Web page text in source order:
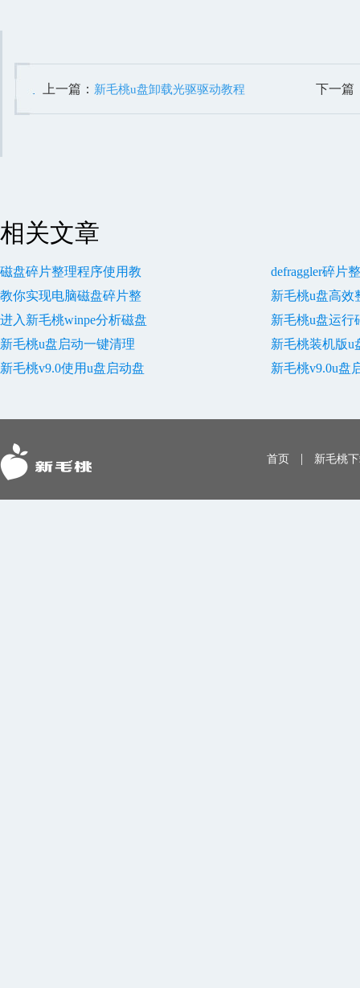
上一篇： 新毛桃u盘卸载光驱驱动教程 下一篇
相关文章
磁盘碎片整理程序使用教
defraggler碎片
教你实现电脑磁盘碎片整
新毛桃u盘高效
进入新毛桃winpe分析磁盘
新毛桃u盘运行
新毛桃u盘启动一键清理
新毛桃装机版u
新毛桃v9.0使用u盘启动盘
新毛桃v9.0u盘
首页 | 新毛桃